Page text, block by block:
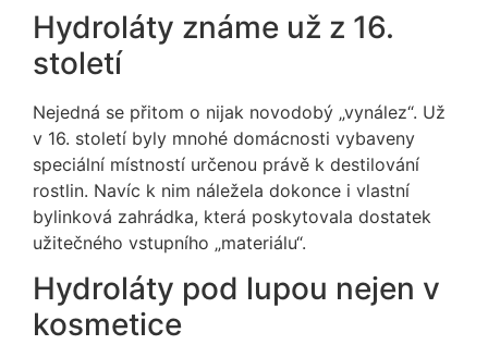
Hydroláty známe už z 16.
století
Nejedná se přitom o nijak novodobý „vynález“. Už
v 16. století byly mnohé domácnosti vybaveny
speciální místností určenou právě k destilování
rostlin. Navíc k nim náležela dokonce i vlastní
bylinková zahrádka, která poskytovala dostatek
užitečného vstupního „materiálu“.
Hydroláty pod lupou nejen v
kosmetice